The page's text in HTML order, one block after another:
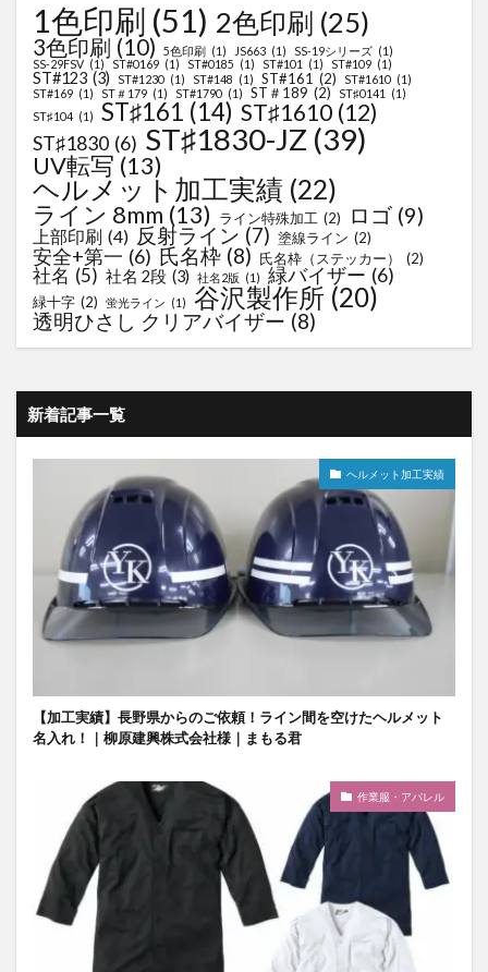
1色印刷 (51) 2色印刷 (25)
3色印刷 (10) 5色印刷 (1) JS663 (1) SS-19シリーズ (1)
SS-29FSV (1) ST#0169 (1) ST#0185 (1) ST#101 (1) ST#109 (1)
ST#123 (3) ST#1230 (1) ST#148 (1) ST#161 (2) ST#1610 (1)
ST#169 (1) ST＃179 (1) ST#1790 (1) ST＃189 (2) ST♯0141
(1)
ST♯104 (1) ST♯161 (14) ST♯1610 (12)
ST♯1830 (6) ST♯1830-JZ (39)
UV転写 (13)
ヘルメット加工実績 (22)
ライン 8mm (13) ライン特殊加工 (2) ロゴ (9)
上部印刷 (4) 反射ライン (7) 塗線ライン (2)
安全+第一 (6) 氏名枠 (8) 氏名枠（ステッカー） (2)
社名 (5) 社名 2段 (3) 社名2版 (1) 緑バイザー (6)
緑十字 (2) 蛍光ライン (1) 谷沢製作所 (20)
透明ひさし クリアバイザー (8)
新着記事一覧
ヘルメット加工実績
【加工実績】長野県からのご依頼！ライン間を空けたヘルメット
名入れ！｜柳原建興株式会社様｜まもる君
作業服・アパレル